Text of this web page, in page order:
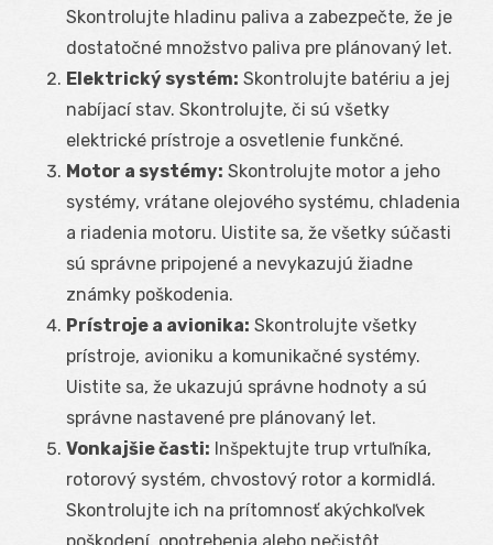
Skontrolujte hladinu paliva a zabezpečte, že je
dostatočné množstvo paliva pre plánovaný let.
Elektrický systém: Skontrolujte batériu a jej
nabíjací stav. Skontrolujte, či sú všetky
elektrické prístroje a osvetlenie funkčné.
Motor a systémy: Skontrolujte motor a jeho
systémy, vrátane olejového systému, chladenia
a riadenia motoru. Uistite sa, že všetky súčasti
sú správne pripojené a nevykazujú žiadne
známky poškodenia.
Prístroje a avionika: Skontrolujte všetky
prístroje, avioniku a komunikačné systémy.
Uistite sa, že ukazujú správne hodnoty a sú
správne nastavené pre plánovaný let.
Vonkajšie časti: Inšpektujte trup vrtuľníka,
rotorový systém, chvostový rotor a kormidlá.
Skontrolujte ich na prítomnosť akýchkoľvek